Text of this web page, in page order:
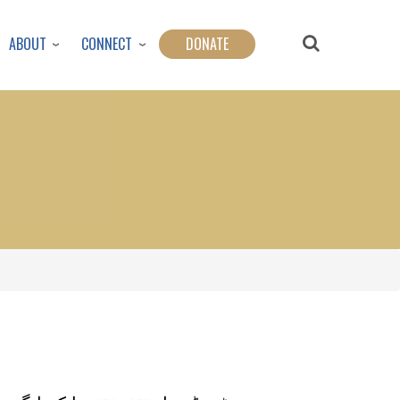
ABOUT CONNECT DONATE